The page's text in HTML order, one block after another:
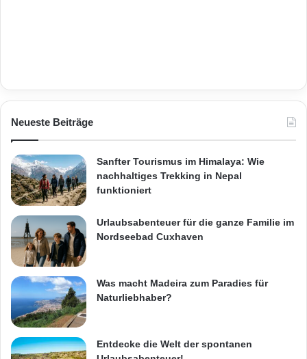
Neueste Beiträge
Sanfter Tourismus im Himalaya: Wie
nachhaltiges Trekking in Nepal
funktioniert
Urlaubsabenteuer für die ganze Familie im
Nordseebad Cuxhaven
Was macht Madeira zum Paradies für
Naturliebhaber?
Entdecke die Welt der spontanen